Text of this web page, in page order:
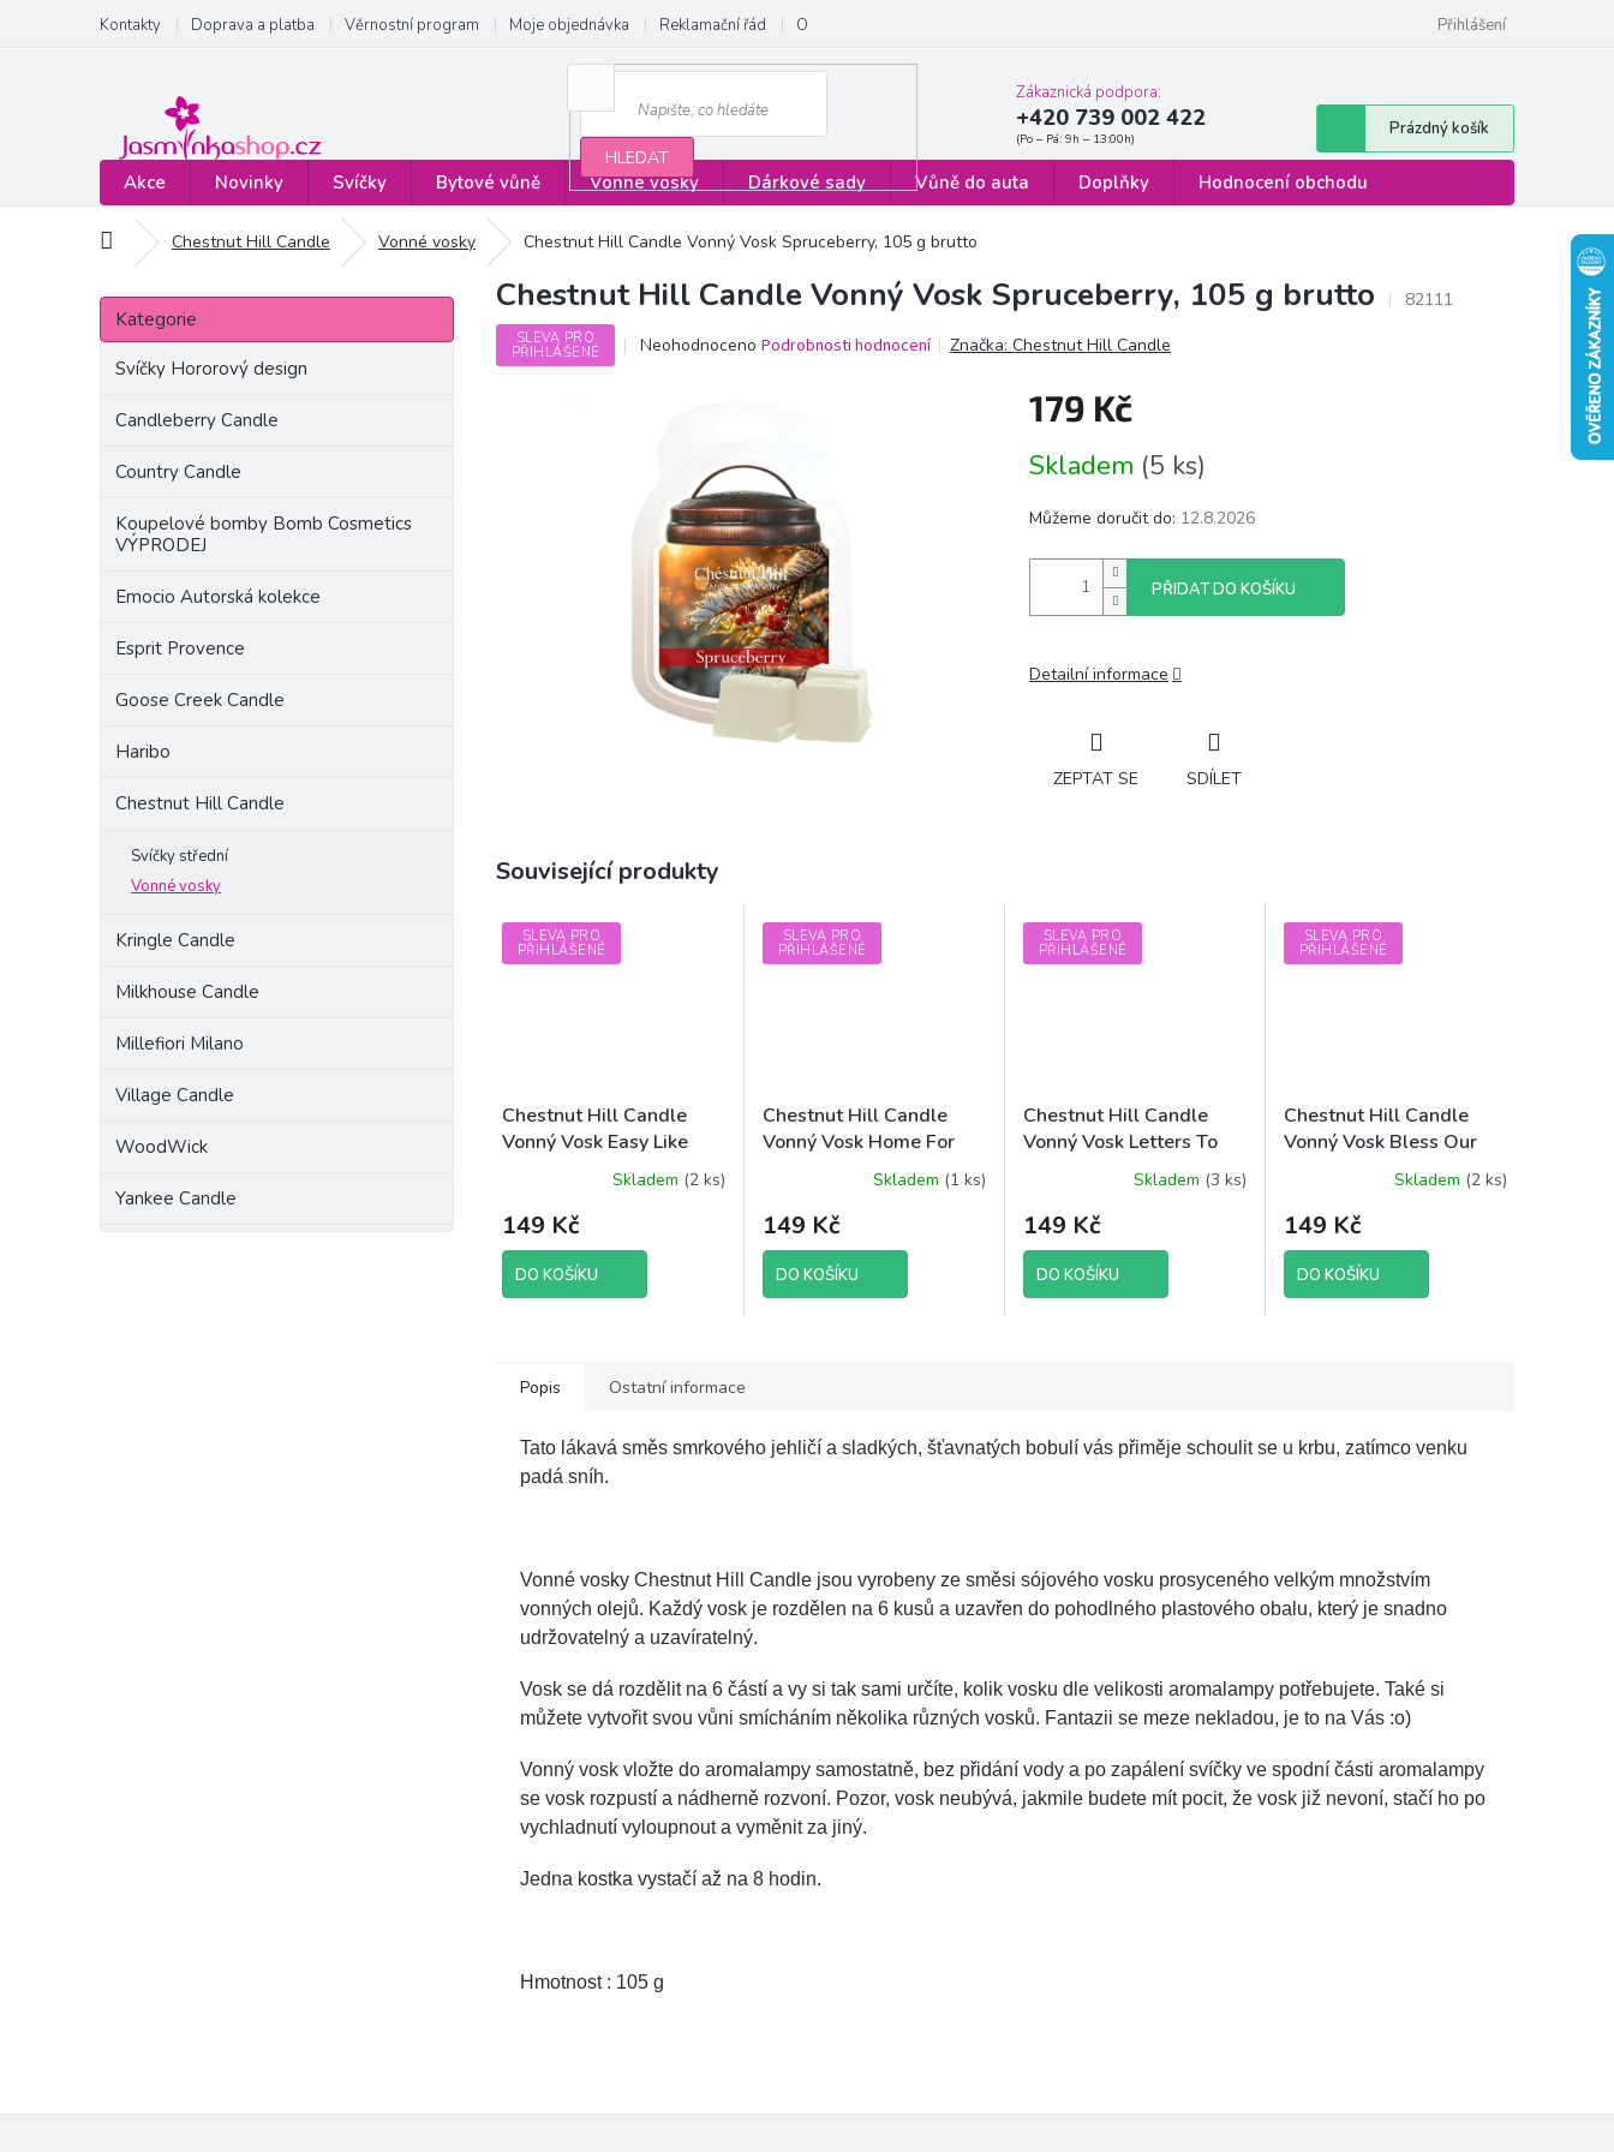
obsah
Kontakty Doprava a platba Věrnostní program Moje objednávka Reklamační řád Obchodní podmínky Formulář pro odstoupení od smlouvy
Přihlášení
HLEDAT
Zákaznická podpora:
+420 739 002 422
Nákupní
košík
Prázdný košík
Akce Novinky Svíčky Bytové vůně Vonné vosky Dárkové sady Vůně do auta Doplňky Hodnocení obchodu
Domů Chestnut Hill Candle Vonné vosky Chestnut Hill Candle Vonný Vosk Spruceberry, 105 g brutto
P
s
Přeskočit
kategorie
Kategorie
Svíčky Hororový design
Candleberry Candle
Country Candle
Koupelové bomby Bomb Cosmetics
VÝPRODEJ
Emocio Autorská kolekce
Esprit Provence
Goose Creek Candle
Haribo
Chestnut Hill Candle
Svíčky střední
Vonné vosky
Kringle Candle
Milkhouse Candle
Millefiori Milano
Village Candle
WoodWick
Yankee Candle
Chestnut Hill Candle Vonný Vosk Spruceberry, 105 g brutto 82111
SLEVA PRO
PŘIHLÁŠENÉ
Průměrné
hvězdiček.
Neohodnoceno Podrobnosti hodnocení Značka:Chestnut Hill Candle
179 Kč
cena:
Skladem (5 ks)
Můžeme doručit do: 12.8.2026
PŘIDAT DO KOŠÍKU
Detailní informace
ZEPTAT SE SDÍLET
Související produkty
SLEVA PRO
PŘIHLÁŠENÉ
Chestnut Hill Candle
Vonný Vosk Easy Like
Sunday Morning, 85 g
Skladem (2 ks)
149 Kč
DO KOŠÍKU
SLEVA PRO
PŘIHLÁŠENÉ
Chestnut Hill Candle
Vonný Vosk Home For
The Holidays, 85 g
Skladem (1 ks)
149 Kč
DO KOŠÍKU
SLEVA PRO
PŘIHLÁŠENÉ
Chestnut Hill Candle
Vonný Vosk Letters To
Santa, 85 g brutto
produktu
je
5,0
z
Skladem (3 ks)
149 Kč
DO KOŠÍKU
SLEVA PRO
PŘIHLÁŠENÉ
Chestnut Hill Candle
Vonný Vosk Bless Our
Home, 85 g brutto
Skladem (2 ks)
149 Kč
DO KOŠÍKU
Popis Ostatní informace
Tato lákavá směs smrkového jehličí a sladkých, šťavnatých bobulí vás přiměje schoulit se u krbu, zatímco venku
padá sníh.
Vonné vosky Chestnut Hill Candle jsou vyrobeny ze směsi sójového vosku prosyceného velkým množstvím
vonných olejů. Každý vosk je rozdělen na 6 kusů a uzavřen do pohodlného plastového obalu, který je snadno
udržovatelný a uzavíratelný.
Vosk se dá rozdělit na 6 částí a vy si tak sami určíte, kolik vosku dle velikosti aromalampy potřebujete. Také si
můžete vytvořit svou vůni smícháním několika různých vosků. Fantazii se meze nekladou, je to na Vás :o)
Vonný vosk vložte do aromalampy samostatně, bez přidání vody a po zapálení svíčky ve spodní části aromalampy
se vosk rozpustí a nádherně rozvoní. Pozor, vosk neubývá, jakmile budete mít pocit, že vosk již nevoní, stačí ho po
vychladnutí vyloupnout a vyměnit za jiný.
Jedna kostka vystačí až na 8 hodin.
Hmotnost : 105 g